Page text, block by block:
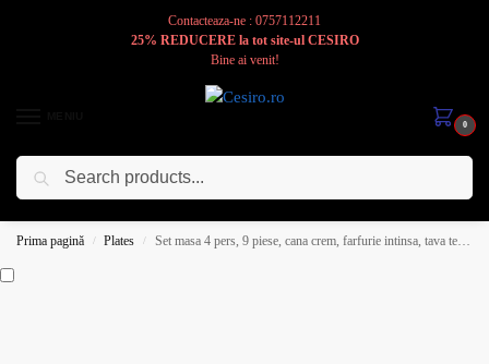
Contacteaza-ne : 0757112211
25% REDUCERE la tot site-ul CESIRO
Bine ai venit!
0
Cesiro
Prima pagină / Plates / Set masa 4 pers, 9 piese, cana crem, farfurie intinsa, tava termorezistenta, Portelan cu Margareta